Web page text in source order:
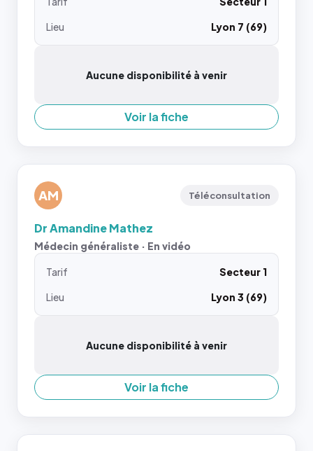
Lieu
Lyon 7 (69)
Aucune disponibilité à venir
Voir la fiche
AM Téléconsultation
Dr Amandine Mathez
Médecin généraliste · En vidéo
Tarif
Secteur 1
Lieu
Lyon 3 (69)
Aucune disponibilité à venir
Voir la fiche